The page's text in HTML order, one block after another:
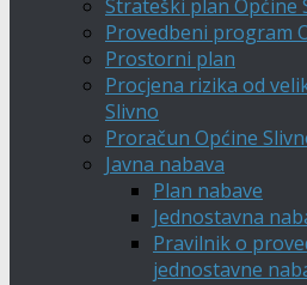
Strateški plan Općine
Provedbeni program
Prostorni plan
Procjena rizika od
Slivno
Proračun Općine
Javna nabava
Plan nabave
Jednostavna
Pravilnik o
jednostavne